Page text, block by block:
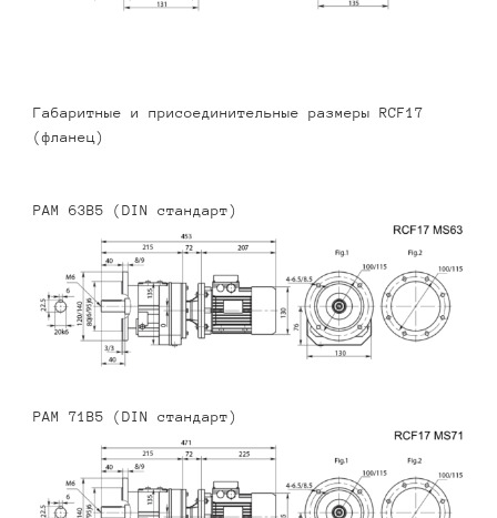
Габаритные и присоединительные размеры RCF17
(фланец)
PAM 63B5 (DIN стандарт)
PAM 71B5 (DIN стандарт)